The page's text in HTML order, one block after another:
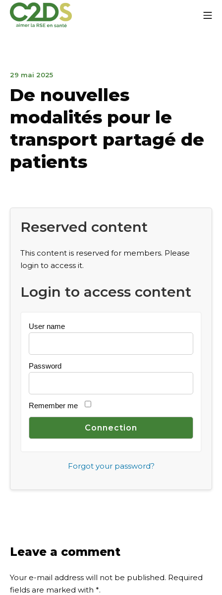
content
29 mai 2025June
2025
De nouvelles
modalités pour le
transport partagé de
patients
Reserved content
This content is reserved for members. Please
login to access it.
Login to access content
User name
Password
Remember me
Forgot your password?
Leave a comment
Your e-mail address will not be published. Required
fields are marked with *.